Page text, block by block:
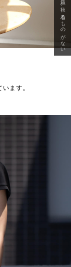
ます。
急に秋、着るものがない